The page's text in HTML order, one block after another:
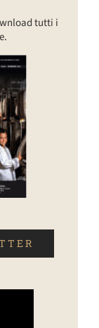
tutti i